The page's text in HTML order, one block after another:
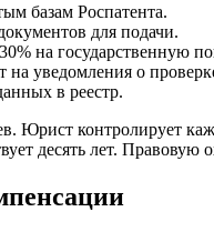
базам Роспатента.
для подачи.
на государственную
на уведомления о
в реестр.
Юрист контролирует
десять лет.